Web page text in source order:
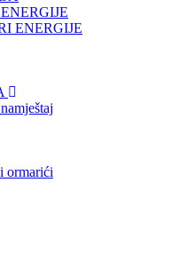
ormarići